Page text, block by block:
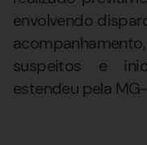
envolvendo
suspeitos e
estendeu pela